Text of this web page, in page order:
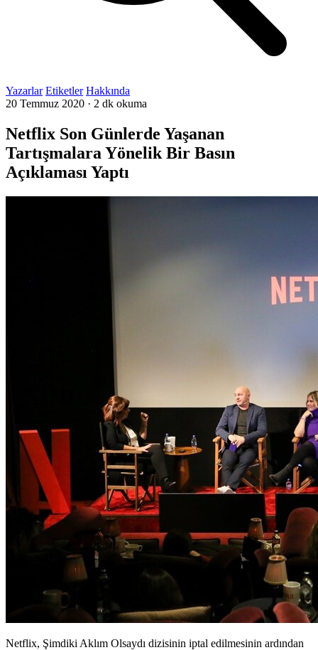
Yazarlar Etiketler Hakkında
20 Temmuz 2020 · 2 dk okuma
Netflix Son Günlerde Yaşanan
Tartışmalara Yönelik Bir Basın
Açıklaması Yaptı
Netflix, Şimdiki Aklım Olsaydı dizisinin iptal edilmesinin ardından